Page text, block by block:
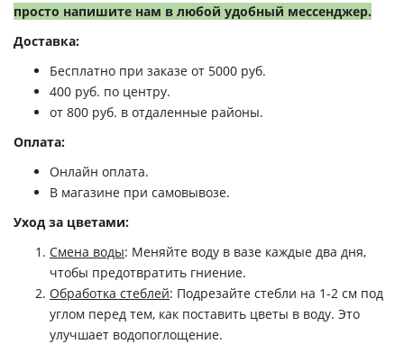
просто напишите нам в любой удобный мессенджер.
Доставка:
Бесплатно при заказе от 5000 руб.
400 руб. по центру.
от 800 руб. в отдаленные районы.
Оплата:
Онлайн оплата.
В магазине при самовывозе.
Уход за цветами:
Смена воды: Меняйте воду в вазе каждые два дня,
чтобы предотвратить гниение.
Обработка стеблей: Подрезайте стебли на 1-2 см под
углом перед тем, как поставить цветы в воду. Это
улучшает водопоглощение.